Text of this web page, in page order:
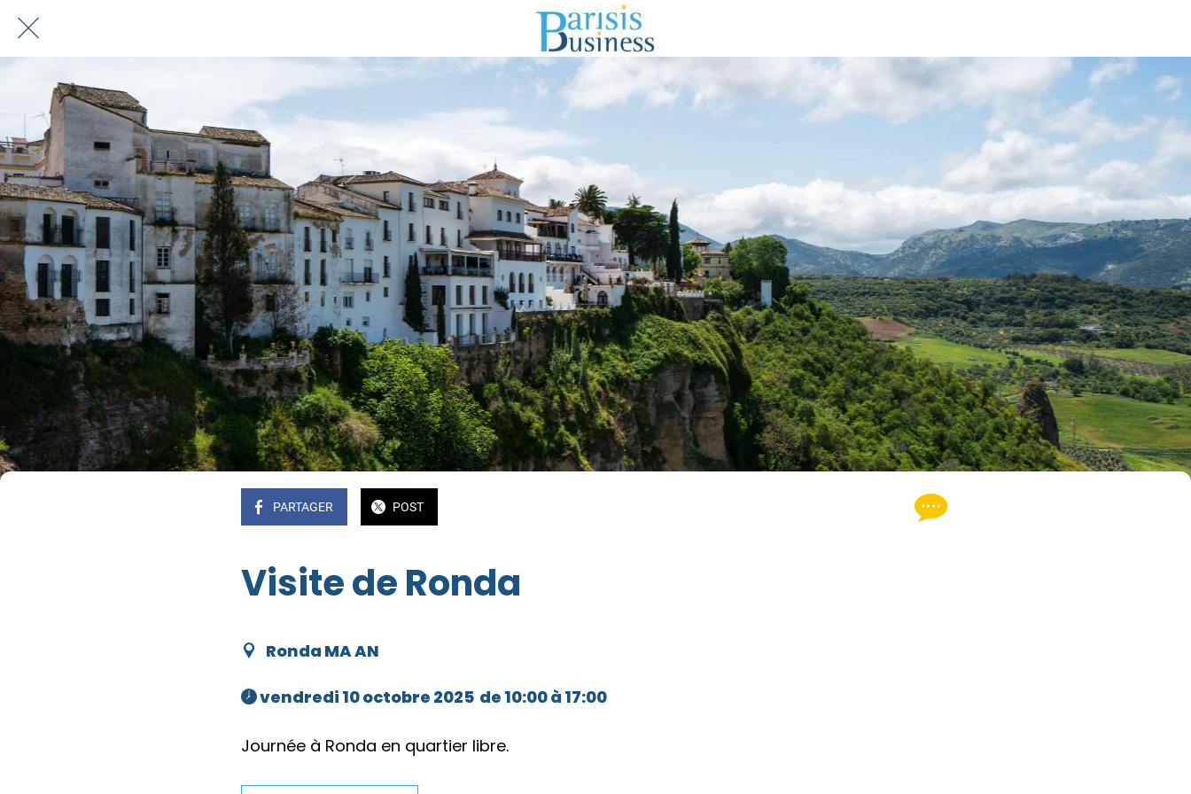
PARTAGER POST
Visite de Ronda
Ronda MA AN
vendredi 10 octobre 2025  de 10:00 à 17:00
Journée à Ronda en quartier libre.